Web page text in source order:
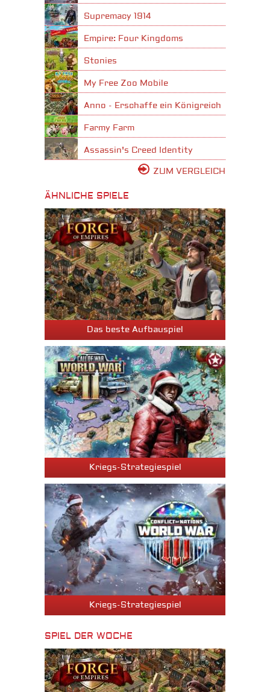
Supremacy 1914
Empire: Four Kingdoms
Stonies
My Free Zoo Mobile
Anno - Erschaffe ein Königreich
Farmy Farm
Assassin's Creed Identity
ZUM VERGLEICH
ÄHNLICHE SPIELE
Das beste Aufbauspiel
Kriegs-Strategiespiel
Kriegs-Strategiespiel
SPIEL DER WOCHE